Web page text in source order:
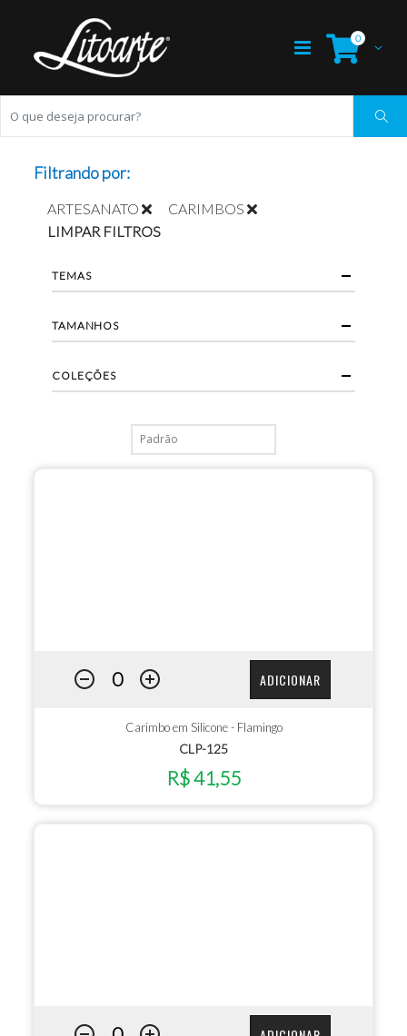
0
ADICIONAR
Carimbo em Silicone - Flamingo
CLP-125
R$ 41,55
Filtrando por:
ARTESANATO
CARIMBOS
LIMPAR FILTROS
TEMAS
TAMANHOS
COLEÇÕES